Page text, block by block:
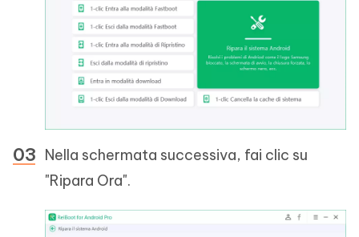
Nella schermata successiva, fai clic su
"Ripara Ora".